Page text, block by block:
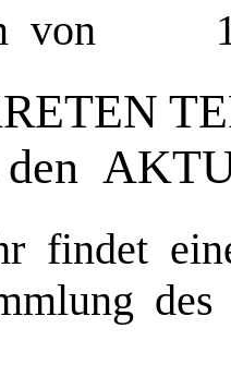
von 11
den
findet